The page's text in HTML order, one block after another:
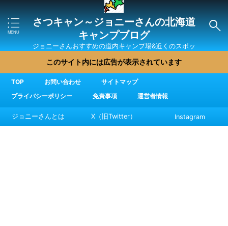
さつキャン～ジョニーさんの北海道
キャンプブログ
ジョニーさんおすすめの道内キャンプ場&近くのスポッ
ト・直売所・グルメを紹介
このサイト内には広告が表示されています
TOP お問い合わせ
サイトマップ
プライバシーポリシー
免責事項 運営者情報
ジョニーさんとは X（旧Twitter） Instagram